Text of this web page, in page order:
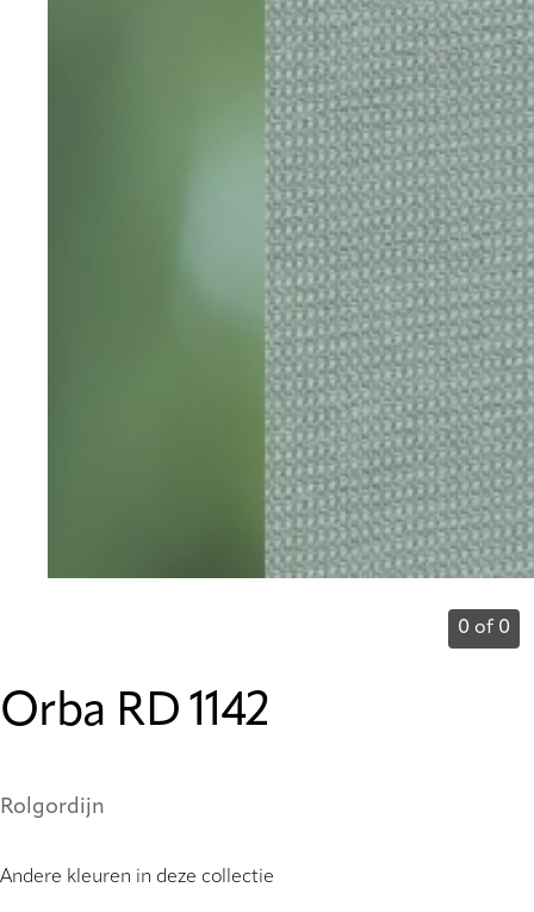
0 of 0
Orba RD 1142
Rolgordijn
Andere kleuren in deze collectie